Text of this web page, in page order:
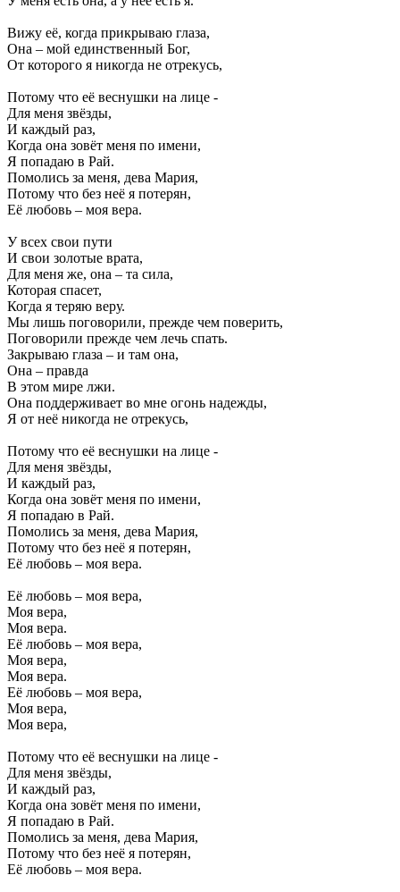
Вижу её, когда прикрываю глаза,
Она – мой единственный Бог,
От которого я никогда не отрекусь,
Потому что её веснушки на лице -
Для меня звёзды,
И каждый раз,
Когда она зовёт меня по имени,
Я попадаю в Рай.
Помолись за меня, дева Мария,
Потому что без неё я потерян,
Её любовь – моя вера.
У всех свои пути
И свои золотые врата,
Для меня же, она – та сила,
Которая спасет,
Когда я теряю веру.
Мы лишь поговорили, прежде чем поверить,
Поговорили прежде чем лечь спать.
Закрываю глаза – и там она,
Она – правда
В этом мире лжи.
Она поддерживает во мне огонь надежды,
Я от неё никогда не отрекусь,
Потому что её веснушки на лице -
Для меня звёзды,
И каждый раз,
Когда она зовёт меня по имени,
Я попадаю в Рай.
Помолись за меня, дева Мария,
Потому что без неё я потерян,
Её любовь – моя вера.
Её любовь – моя вера,
Моя вера,
Моя вера.
Её любовь – моя вера,
Моя вера,
Моя вера.
Её любовь – моя вера,
Моя вера,
Моя вера,
Потому что её веснушки на лице -
Для меня звёзды,
И каждый раз,
Когда она зовёт меня по имени,
Я попадаю в Рай.
Помолись за меня, дева Мария,
Потому что без неё я потерян,
Её любовь – моя вера.